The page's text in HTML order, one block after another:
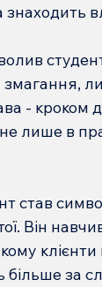
змагання,
- кроком
лише в
став
Він
за